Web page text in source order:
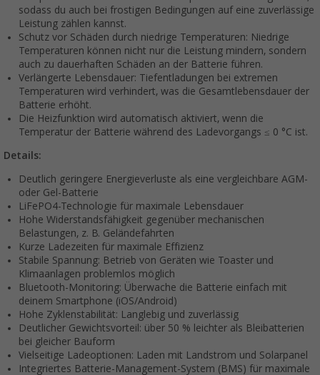
sodass du auch bei frostigen Bedingungen auf eine zuverlässige
Leistung zählen kannst.
Schutz vor Schäden durch niedrige Temperaturen: Niedrige
Temperaturen können nicht nur die Leistung mindern, sondern
auch zu dauerhaften Schäden an der Batterie führen.
Verlängerte Lebensdauer: Tiefentladungen bei extremen
Temperaturen wird verhindert, was die Gesamtlebensdauer der
Batterie erhöht.
Die Heizfunktion wird automatisch aktiviert, wenn die
Temperatur der Batterie während des Ladevorgangs ≤ 0 °C ist.
Details:
Deutlich geringere Energieverluste als eine vergleichbare AGM-
oder Gel-Batterie
LiFePO4-Technologie für maximale Lebensdauer
Hohe Widerstandsfähigkeit gegenüber mechanischen
Belastungen, z. B. Geländefahrten
Kurze Ladezeiten für maximale Effizienz
Stabile Spannung: Betrieb von Geräten wie Toaster und
Klimaanlagen problemlos möglich
Bluetooth-Monitoring: Überwache die Batterie einfach mit
deinem Smartphone (iOS/Android)
Hohe Zyklenstabilität: Langlebig und zuverlässig
Deutlicher Gewichtsvorteil: über 50 % leichter als Bleibatterien
bei gleicher Bauform
Vielseitige Ladeoptionen: Laden mit Landstrom und Solarpanel
Integriertes Batterie-Management-System (BMS) für maximale